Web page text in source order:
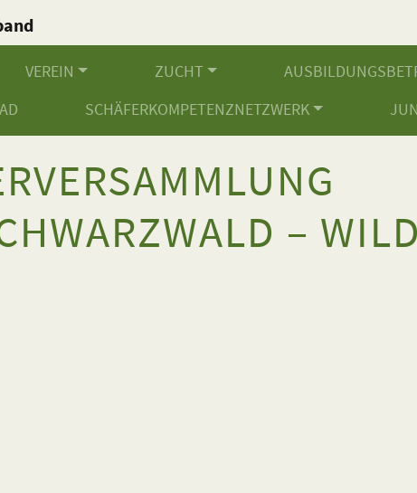
VEREIN ZUCHT
SCHÄFERKOMPETENZNETZWERK
–